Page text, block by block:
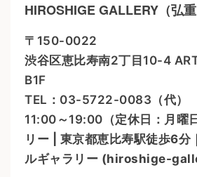
HIROSHIGE GALLERY（弘重
〒150-0022
渋谷区恵比寿南2丁目10-4
B1F
TEL：03-5722-0083（代）
11:00～19:00（定休日：月曜
リー | 東京都恵比寿駅徒歩6分
ルギャラリー (hiroshige-